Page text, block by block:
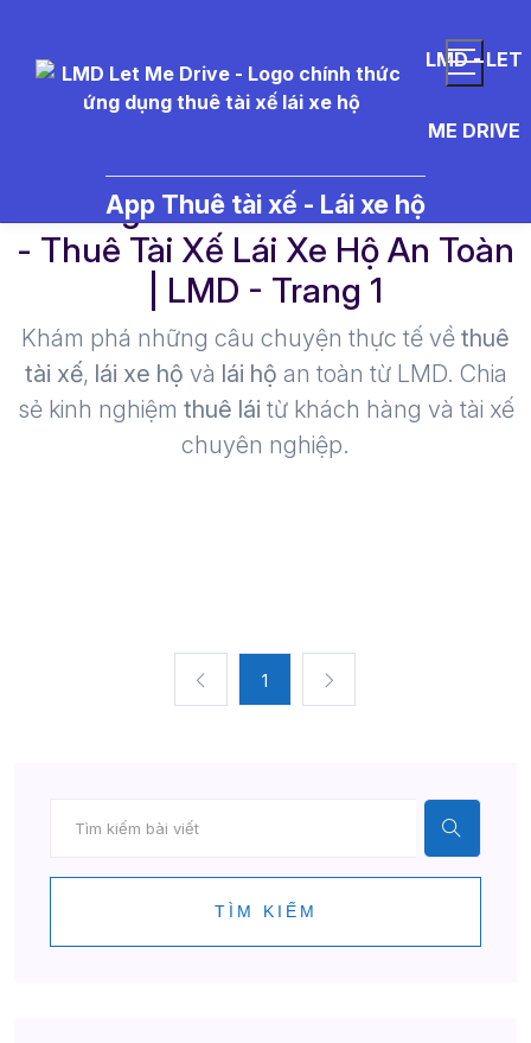
LMD - LET
ME DRIVE
App Thuê tài xế - Lái xe hộ
- Thuê Tài Xế Lái Xe Hộ An Toàn
| LMD - Trang 1​
Khám phá những câu chuyện thực tế về thuê
tài xế, lái xe hộ và lái hộ an toàn từ LMD. Chia
sẻ kinh nghiệm thuê lái từ khách hàng và tài xế
chuyên nghiệp.
1
TÌM KIẾM